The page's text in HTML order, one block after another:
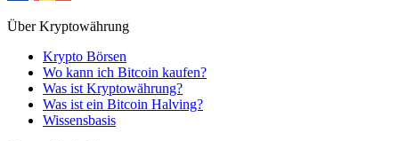
Über Kryptowährung
Krypto Börsen
Wo kann ich Bitcoin kaufen?
Was ist Kryptowährung?
Was ist ein Bitcoin Halving?
Wissensbasis